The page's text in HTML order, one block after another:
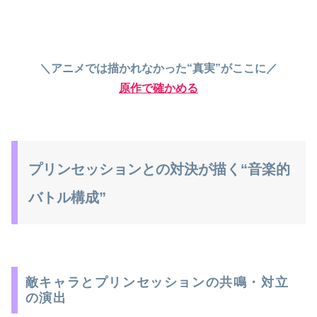
＼アニメでは描かれなかった“真実”がここに／
原作で確かめる
プリンセッションとの対決が描く“音楽的
バトル構成”
敵キャラとプリンセッションの共鳴・対立
の演出